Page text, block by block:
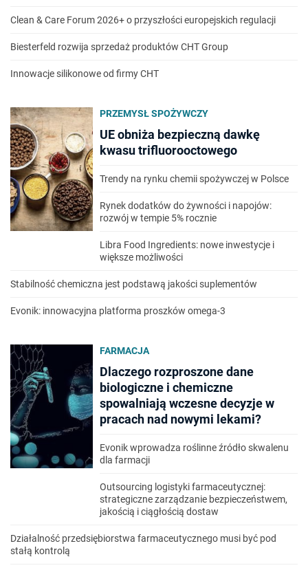
Clean & Care Forum 2026+ o przyszłości europejskich regulacji
Biesterfeld rozwija sprzedaż produktów CHT Group
Innowacje silikonowe od firmy CHT
PRZEMYSŁ SPOŻYWCZY
UE obniża bezpieczną dawkę
kwasu trifluorooctowego
Trendy na rynku chemii spożywczej w Polsce
Rynek dodatków do żywności i napojów:
rozwój w tempie 5% rocznie
Libra Food Ingredients: nowe inwestycje i
większe możliwości
Stabilność chemiczna jest podstawą jakości suplementów
Evonik: innowacyjna platforma proszków omega-3
FARMACJA
Dlaczego rozproszone dane
biologiczne i chemiczne
spowalniają wczesne decyzje w
pracach nad nowymi lekami?
Evonik wprowadza roślinne źródło skwalenu
dla farmacji
Outsourcing logistyki farmaceutycznej:
strategiczne zarządzanie bezpieczeństwem,
jakością i ciągłością dostaw
Działalność przedsiębiorstwa farmaceutycznego musi być pod
stałą kontrolą